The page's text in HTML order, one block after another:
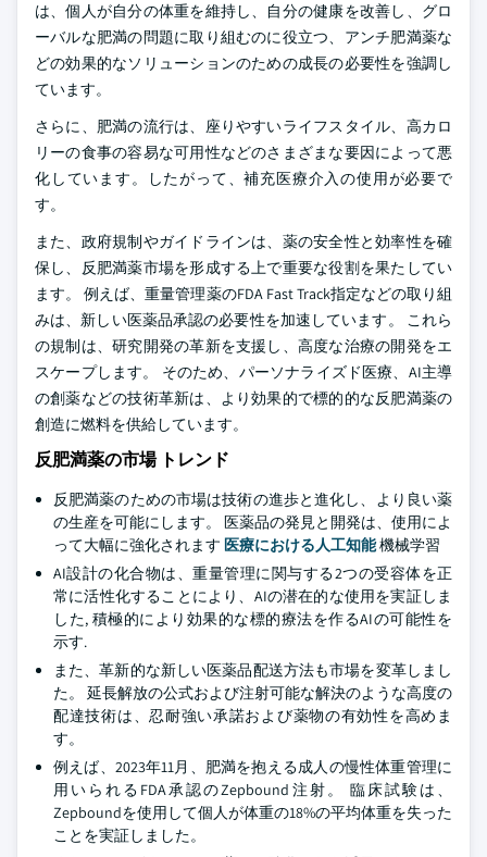
は、個人が自分の体重を維持し、自分の健康を改善し、グロ
ーバルな肥満の問題に取り組むのに役立つ、アンチ肥満薬な
どの効果的なソリューションのための成長の必要性を強調し
ています。
さらに、肥満の流行は、座りやすいライフスタイル、高カロ
リーの食事の容易な可用性などのさまざまな要因によって悪
化しています。したがって、補充医療介入の使用が必要で
す。
また、政府規制やガイドラインは、薬の安全性と効率性を確
保し、反肥満薬市場を形成する上で重要な役割を果たしてい
ます。 例えば、重量管理薬のFDA Fast Track指定などの取り組
みは、新しい医薬品承認の必要性を加速しています。 これら
の規制は、研究開発の革新を支援し、高度な治療の開発をエ
スケープします。 そのため、パーソナライズド医療、AI主導
の創薬などの技術革新は、より効果的で標的的な反肥満薬の
創造に燃料を供給しています。
反肥満薬の市場 トレンド
反肥満薬のための市場は技術の進歩と進化し、より良い薬
の生産を可能にします。 医薬品の発見と開発は、使用によ
って大幅に強化されます 医療における人工知能機械学習
AI設計の化合物は、重量管理に関与する2つの受容体を正
常に活性化することにより、AIの潜在的な使用を実証しま
した, 積極的により効果的な標的療法を作るAIの可能性を
示す.
また、革新的な新しい医薬品配送方法も市場を変革しまし
た。 延長解放の公式および注射可能な解決のような高度の
配達技術は、忍耐強い承諾および薬物の有効性を高めま
す。
例えば、2023年11月、肥満を抱える成人の慢性体重管理に
用いられるFDA承認のZepbound注射。 臨床試験は、
Zepboundを使用して個人が体重の18%の平均体重を失った
ことを実証しました。